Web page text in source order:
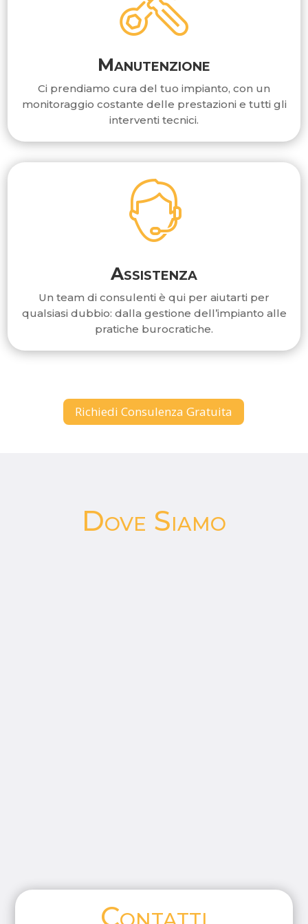
Manutenzione
Ci prendiamo cura del tuo impianto, con un
monitoraggio costante delle prestazioni e tutti gli
interventi tecnici.
Assistenza
Un team di consulenti è qui per aiutarti per
qualsiasi dubbio: dalla gestione dell’impianto alle
pratiche burocratiche.
Richiedi Consulenza Gratuita
Dove Siamo
Contatti